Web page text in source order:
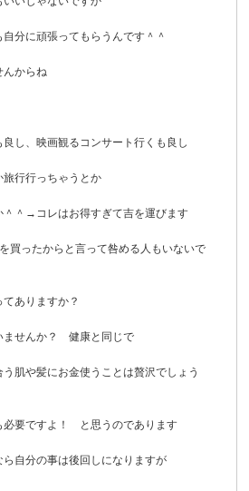
分に頑張ってもらうんです＾＾
んからね
し、映画観るコンサート行くも良し
行行っちゃうとか
＾＾→コレはお得すぎて吉を運びます
買ったからと言って咎める人もいないで
ありますか？
ませんか？ 健康と同じで
肌や髪にお金使うことは贅沢でしょう
必要ですよ！ と思うのであります
ら自分の事は後回しになりますが